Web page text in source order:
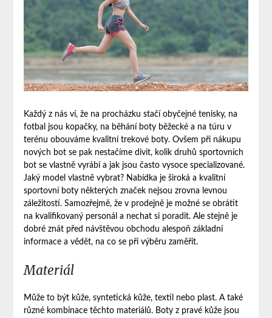
Každý z nás ví, že na procházku stačí obyčejné tenisky, na
fotbal jsou kopačky, na běhání boty běžecké a na túru v
terénu obouváme kvalitní trekové boty. Ovšem při nákupu
nových bot se pak nestačíme divit, kolik druhů sportovních
bot se vlastně vyrábí a jak jsou často vysoce specializované.
Jaký model vlastně vybrat? Nabídka je široká a kvalitní
sportovní boty některých značek nejsou zrovna levnou
záležitostí. Samozřejmě, že v prodejně je možné se obrátit
na kvalifikovaný personál a nechat si poradit. Ale stejně je
dobré znát před návštěvou obchodu alespoň základní
informace a vědět, na co se při výběru zaměřit.
Materiál
Může to být kůže, syntetická kůže, textil nebo plast. A také
různé kombinace těchto materiálů. Boty z pravé kůže jsou